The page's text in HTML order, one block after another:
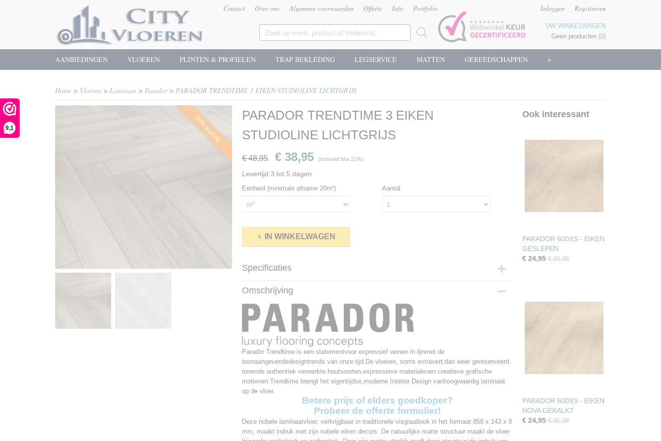
9,1
Contact Over ons Algemene voorwaarden Offerte Info Portfolio Inloggen Registreren
UW WINKELWAGEN
Geen producten (0)
AANBIEDINGEN VLOEREN PLINTEN & PROFIELEN TRAP BEKLEDING LEGSERVICE MATTEN GEREEDSCHAPPEN +
Home > Vloeren > Laminaat > Parador> PARADOR TRENDTIME 3 EIKEN STUDIOLINE LICHTGRIJS
20% korting
PARADOR TRENDTIME 3 EIKEN
STUDIOLINE LICHTGRIJS
€ 48,95 € 38,95 (inclusief btw 21%)
Levertijd 3 tot 5 dagen
Eenheid (minimale afname 20m²) Aantal
IN WINKELWAGEN
Specificaties
Productcode
Afmetingen (l,b,h)
Pakinhoud
1,595m²
Afmetingen
858 x 143 x 8 mm
Antal planken per pak
13
V-groef
Garantie
Levenslang
Garantie commercieel gebruik
10 jaar
klasse
23 / 32
Vloerverwarming
Geschikt
Waterbestendig
Warmtedoorlaatweerstand
0,048 m²*K/W
Omschrijving
Parador Trendtime is een statementvoor expressief wonen in lijnmet de
toonaangevendedesigntrends van onze tijd.De vloeren, soms extravert,dan weer gereserveerd,
tonende authentiek verwerkte houtsoorten,expressieve materialenen creatieve grafische
motieven:Trendtime brengt het eigentijdse,moderne Interior Design vanhoogwaardig laminaat
op de vloer.
Betere prijs of elders goedkoper?
Probeer de offerte formulier!
Deze nobele laminaatvloer, verkrijgbaar in traditionele visgraatlook in het formaat 858 x 143 x 8
mm, maakt indruk met zijn nobele eiken decors. De natuurlijke matte structuur maakt de vloer
Ook interessant
PARADOR 600XS - EIKEN
GESLEPEN
€ 24,95 € 31,26
PARADOR 600XS - EIKEN
NOVA GEKALKT
€ 24,95 € 31,26